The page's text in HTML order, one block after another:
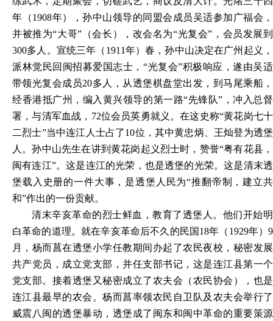
年（1908年），孙中山领导的同盟会成员吴适参加广福会，
并被推为“大哥”（会长），改会名为“光复会”，会员发展到
300多人。宣统三年（1911年）春，孙中山决定在广州起义，
派林觉民回闽招募爱国志士，“光复会”积极响应，遂由吴适
带领光复会成员20多人，从透堡棋盘堂出发，到马尾乘船，
经香港抵广州，编入黄兴领导的第一路“先锋队”，冲入总督
署，与清军血战，72位会员英勇就义。在这史称“黄花岗七十
二烈士”当中连江人士占了10位，其中黄忠炳、王灿登为透堡
人。孙中山先生在讲到黄花岗起义烈士时，赞誉“粤有花县，
闽有连江”。这是连江的光荣，也是透堡的光荣。这是清末透
堡载入史册的一件大事，是透堡人民为“推翻帝制，建立共
和”作出的一份贡献。
清末辛亥革命的烈士鲜血，教育了透堡人。他们开始明
白革命的道理。就在辛亥革命后不久的民国18年（1929年）9
月，杨而菖在透堡小学任教期间办起了农民夜校，秘密发展
共产党员，成立党支部，并任支部书记，这是连江县第一个
党支部。接着透堡又秘密成立了农夫会（农民协会），也是
连江县最早的农会。杨而菖率领农民自卫队及农夫会举行了
威震八闽的透堡暴动，透堡成了闽东和闽中革命的重要策源